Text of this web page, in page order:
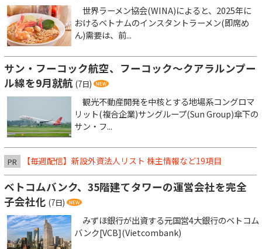
世界ラーメン協会(WINA)によると、2025年に
おけるベトナムのインスタントラーメン(即席め
ん)需要は、前...
サン・フーコック航空、フーコック～クアラルンプー
ル線を9月就航 (7日)
観光不動産開発を中核とする地場系コングロマ
リット(複合企業)サングループ(Sun Group)傘下の
サン・フ...
PR 【毎週配信】新設外資法人リスト 株主情報など19項目
ベトコムバンク、35階建てタワーの運営会社を完全
子会社化 (7日)
みずほ銀行が出資する元国営4大銀行のベトコム
バンク[VCB](Vietcombank)